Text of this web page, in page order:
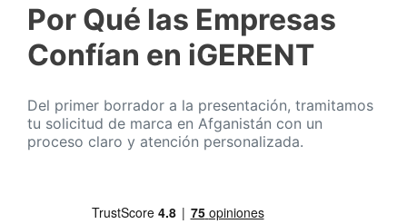
Por Qué las Empresas
Confían en iGERENT
Del primer borrador a la presentación, tramitamos
tu solicitud de marca en Afganistán con un
proceso claro y atención personalizada.